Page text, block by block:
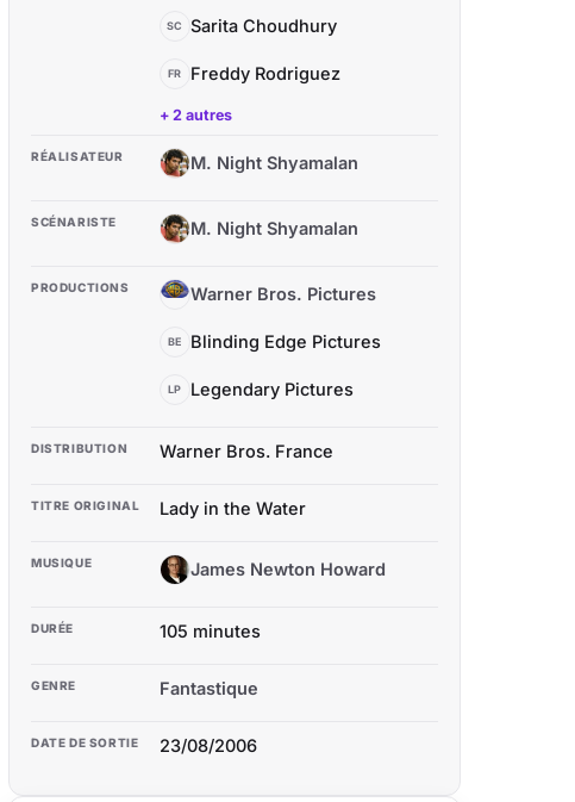
SC Sarita Choudhury
FR Freddy Rodriguez
+ 2 autres
RÉALISATEUR MN M. Night Shyamalan
SCÉNARISTE MN M. Night Shyamalan
PRODUCTIONS WB Warner Bros. Pictures
BE Blinding Edge Pictures
LP Legendary Pictures
DISTRIBUTION Warner Bros. France
TITRE ORIGINAL Lady in the Water
MUSIQUE JN James Newton Howard
DURÉE 105 minutes
GENRE Fantastique
DATE DE SORTIE 23/08/2006